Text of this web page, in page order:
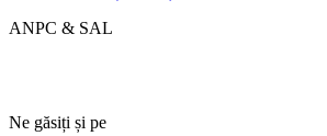
ANPC & SAL
Ne găsiți și pe